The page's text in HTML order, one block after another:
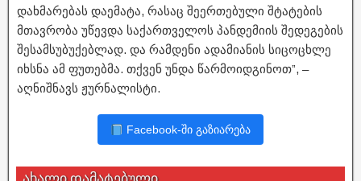
დახმარებას დაემატა, რასაც შეერთებული შტატების
მთავრობა უწევდა საქართველოს პანდემიის შედეგების
შესამსუბუქებლად. და რამდენი ადამიანის სიცოცხლე
იხსნა ამ ფუთებმა. თქვენ უნდა წარმოიდგინოთ”, –
აღნიშნავს ჟურნალისტი.
Facebook-ში გაზიარება